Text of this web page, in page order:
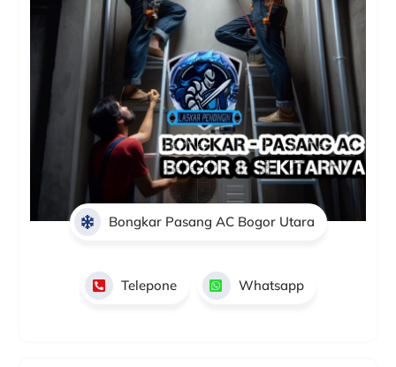
Bongkar Pasang AC Bogor Utara
Telepone Whatsapp